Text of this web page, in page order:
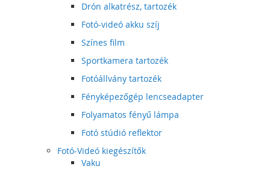
Drón alkatrész, tartozék
Fotó-videó akku szíj
Színes film
Sportkamera tartozék
Fotóállvány tartozék
Fényképezőgép lencseadapter
Folyamatos fényű lámpa
Fotó stúdió reflektor
Fotó-Videó kiegészítők
Vaku